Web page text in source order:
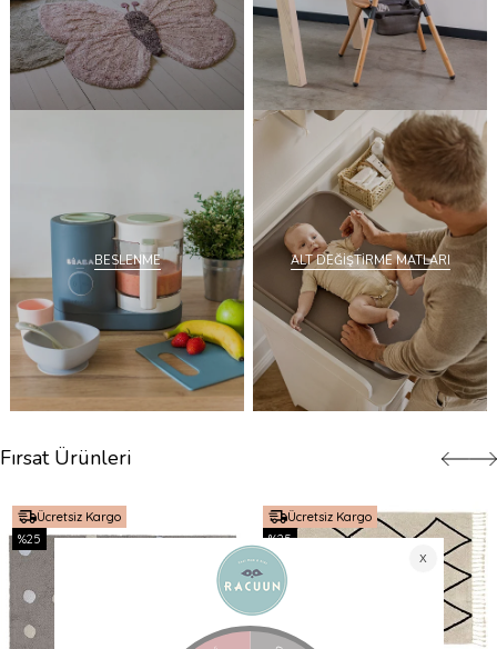
BESLENME ALT DEĞİŞTİRME MATLARI
Fırsat Ürünleri
Ücretsiz Kargo
%25
Ücretsiz Kargo
%25